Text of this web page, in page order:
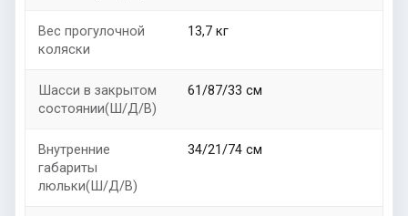
Вес прогулочной
коляски
13,7 кг
Шасси в закрытом
состоянии(Ш/Д/В)
61/87/33 см
Внутренние
габариты
люльки(Ш/Д/В)
34/21/74 см